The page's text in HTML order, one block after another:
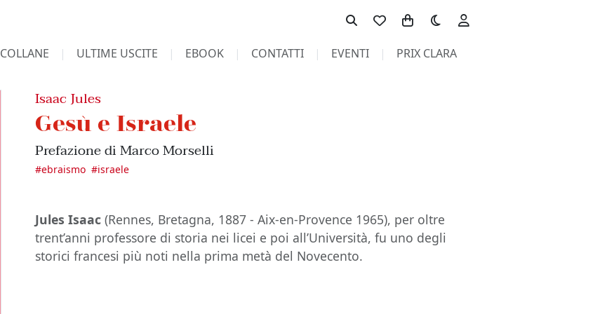
Toggle theme
COLLANE ULTIME USCITE EBOOK CONTATTI EVENTI PRIX CLARA
Isaac Jules
Gesù e Israele
Prefazione di Marco Morselli
#ebraismo #israele
Jules Isaac (Rennes, Bretagna, 1887 - Aix-en-Provence 1965), per oltre
trent’anni professore di storia nei licei e poi all’Università, fu uno degli
storici francesi più noti nella prima metà del Novecento.